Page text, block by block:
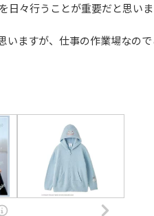
々行うことが重要だと思いま
いますが、仕事の作業場なの